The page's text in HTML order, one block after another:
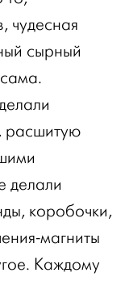
чудесная
сырный
расшитую
делали
коробочки,
магниты
Каждому